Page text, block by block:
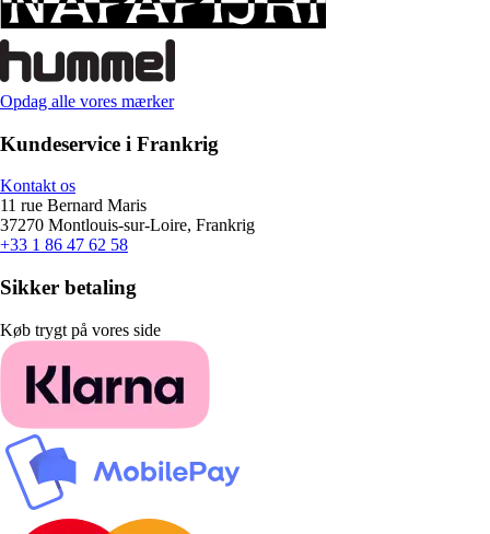
Opdag alle vores mærker
Kundeservice i Frankrig
Kontakt os
11 rue Bernard Maris
37270 Montlouis-sur-Loire, Frankrig
+33 1 86 47 62 58
Sikker betaling
Køb trygt på vores side